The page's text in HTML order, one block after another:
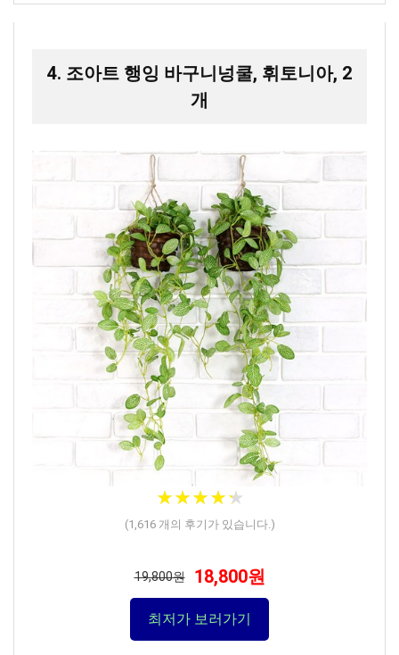
4. 조아트 행잉 바구니넝쿨, 휘토니아, 2
개
★★★★★
★★★★★
(1,616개의 후기가 있습니다.)
19,800원 18,800원
최저가 보러가기